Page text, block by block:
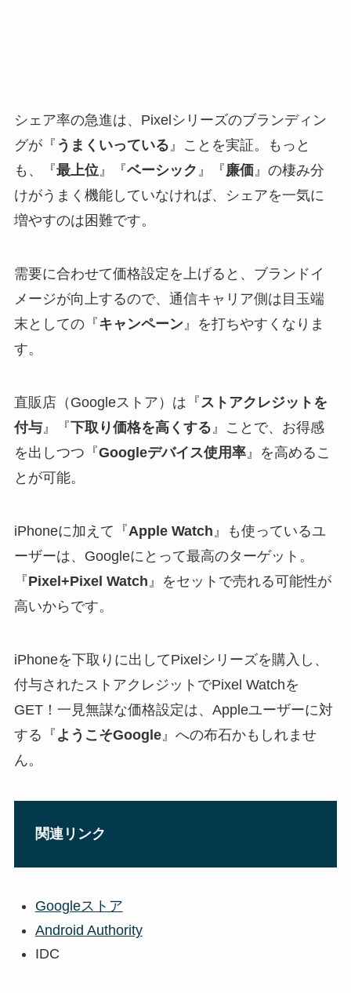
シェア率の急進は、Pixelシリーズのブランディン
グが『 うまくいっている』ことを実証。もっと
も、『最上位』『ベーシック 』『廉価』の棲み分
けがうまく機能していなければ、シェアを一気に
増やすのは困難です。
需要に合わせて価格設定を上げると、ブランドイ
メージが向上するので、通信キャリア側は目玉端
末としての『キャンペーン』を打ちやすくなりま
す。
直販店（Googleストア）は『ストアクレジットを
付与』『下取り価格を高くする』ことで、お得感
を出しつつ『Googleデバイス使用率』を高めるこ
とが可能。
iPhoneに加えて『Apple Watch 』も使っているユ
ーザーは、Googleにとって最高のターゲット。
『Pixel+Pixel Watch 』をセットで売れる可能性が
高いからです。
iPhoneを下取りに出してPixelシリーズを購入し、
付与されたストアクレジットでPixel Watchを
GET！一見無謀な価格設定は、Appleユーザーに対
する『 ようこそGoogle』への布石かもしれませ
ん。
関連リンク
Googleストア
Android Authority
IDC